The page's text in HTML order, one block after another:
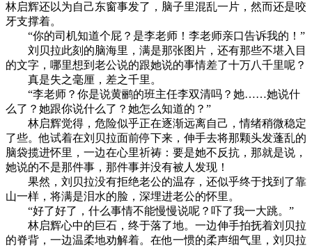
林启辉还以为自己东窗事发了，脑子里混乱一片，然而还是咬
牙支撑着。
“你的司机知道个屁？是李老师！李老师亲口告诉我的！”
刘贝拉此刻的脑海里，满是那张图片，还有那些不堪入目
的文字，哪里想到老公说的跟她说的事情差了十万八千里呢？
真是失之毫厘，差之千里。
“李老师？你是说黄鹂的班主任李双清吗？她……她说什
么了？她跟你说什么了？她怎么知道的？”
林启辉觉得，危险似乎正在逐渐远离自己，情绪稍微稳定
了些。他试着在刘贝拉面前停下来，伸手去将那颗头发蓬乱的
脑袋揽进怀里，一边在心里祈祷：要是她不反抗，那就是说，
她说的不是那件事，那件事并没有被人发现！
果然，刘贝拉没有拒绝老公的温存，还似乎终于找到了靠
山一样，将满是泪水的脸，深埋进老公的怀里。
“好了好了，什么事情不能慢慢说呢？吓了我一大跳。”
林启辉心中的巨石，终于落了地。一边伸手拍抚着刘贝拉
的脊背，一边温柔地劝解着。在他一惯的柔声细气里，刘贝拉